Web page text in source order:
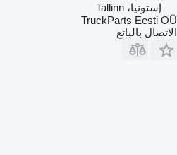
إستونيا، Tallinn
TruckParts Eesti OÜ
الاتصال بالبائع